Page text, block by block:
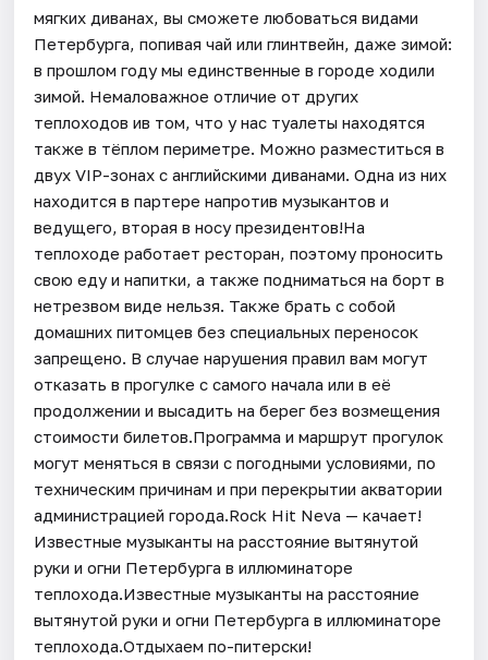
мягких диванах, вы сможете любоваться видами
Петербурга, попивая чай или глинтвейн, даже зимой:
в прошлом году мы единственные в городе ходили
зимой. Немаловажное отличие от других
теплоходов ив том, что у нас туалеты находятся
также в тёплом периметре. Можно разместиться в
двух VIP-зонах с английскими диванами. Одна из них
находится в партере напротив музыкантов и
ведущего, вторая в носу президентов!На
теплоходе работает ресторан, поэтому проносить
свою еду и напитки, а также подниматься на борт в
нетрезвом виде нельзя. Также брать с собой
домашних питомцев без специальных переносок
запрещено. В случае нарушения правил вам могут
отказать в прогулке с самого начала или в её
продолжении и высадить на берег без возмещения
стоимости билетов.Программа и маршрут прогулок
могут меняться в связи с погодными условиями, по
техническим причинам и при перекрытии акватории
администрацией города.Rock Hit Neva — качает!
Известные музыканты на расстояние вытянутой
руки и огни Петербурга в иллюминаторе
теплохода.Известные музыканты на расстояние
вытянутой руки и огни Петербурга в иллюминаторе
теплохода.Отдыхаем по-питерски!